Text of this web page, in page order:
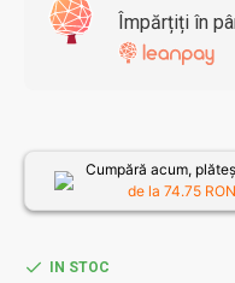
Împărțiți în
IN STOC
Cumpără acum,
de la 74.75